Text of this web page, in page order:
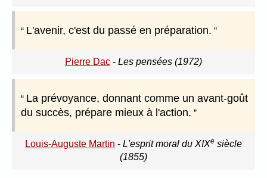
L'avenir, c'est du passé en préparation.
Pierre Dac - Les pensées (1972)
La prévoyance, donnant comme un avant-goût
du succès, prépare mieux à l'action.
Louis-Auguste Martin - L'esprit moral du XIXe siècle
(1855)